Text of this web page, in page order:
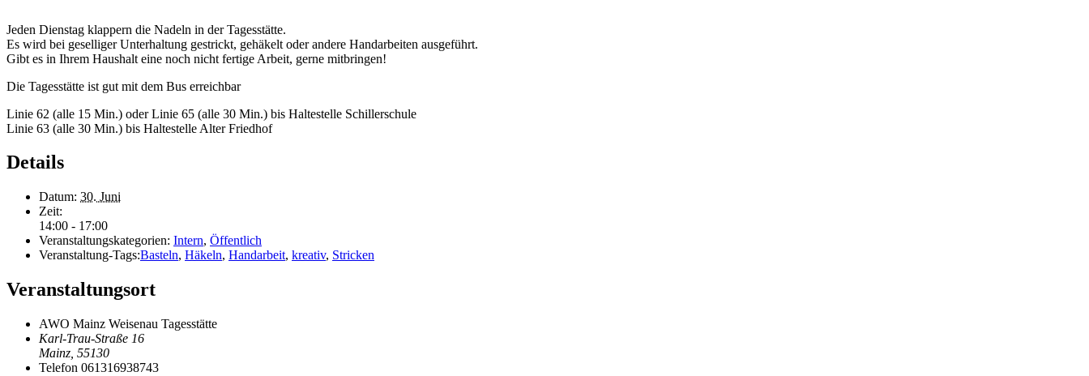
Jeden Dienstag klappern die Nadeln in der Tagesstätte.
Es wird bei geselliger Unterhaltung gestrickt, gehäkelt oder andere Handarbeiten ausgeführt.
Gibt es in Ihrem Haushalt eine noch nicht fertige Arbeit, gerne mitbringen!
Die Tagesstätte ist gut mit dem Bus erreichbar
Linie 62 (alle 15 Min.) oder Linie 65 (alle 30 Min.) bis Haltestelle Schillerschule
Linie 63 (alle 30 Min.) bis Haltestelle Alter Friedhof
Details
Datum: 30. Juni
Zeit:
14:00 - 17:00
Veranstaltungskategorien: Intern, Öffentlich
Veranstaltung-Tags:Basteln, Häkeln, Handarbeit, kreativ, Stricken
Veranstaltungsort
AWO Mainz Weisenau Tagesstätte
Karl-Trau-Straße 16
Mainz 55130
Telefon 061316938743